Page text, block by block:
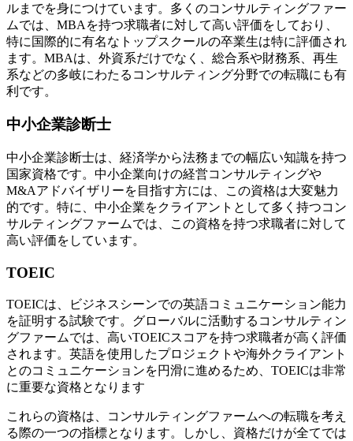
ルまでを身につけています。多くのコンサルティングファー
ムでは、MBAを持つ求職者に対して高い評価をしており、
特に国際的に有名なトップスクールの卒業生は特に評価され
ます。MBAは、外資系だけでなく、総合系や財務系、再生
系などの多岐にわたるコンサルティング分野での転職にも有
利です。
中小企業診断士
中小企業診断士は、経済学から法務までの幅広い知識を持つ
国家資格です。中小企業向けの経営コンサルティングや
M&Aアドバイザリーを目指す方には、この資格は大変魅力
的です。特に、中小企業をクライアントとして多く持つコン
サルティングファームでは、この資格を持つ求職者に対して
高い評価をしています。
TOEIC
TOEICは、ビジネスシーンでの英語コミュニケーション能力
を証明する試験です。グローバルに活動するコンサルティン
グファームでは、高いTOEICスコアを持つ求職者が高く評価
されます。英語を使用したプロジェクトや海外クライアント
とのコミュニケーションを円滑に進めるため、TOEICは非常
に重要な資格となります
これらの資格は、コンサルティングファームへの転職を考え
る際の一つの指標となります。しかし、資格だけが全てでは